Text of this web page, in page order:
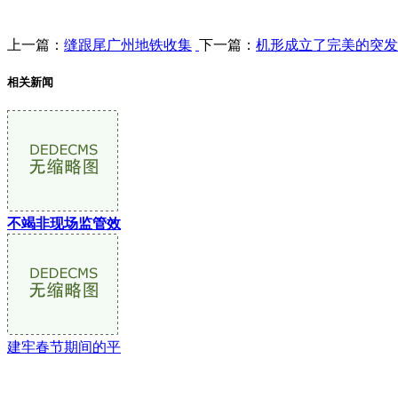
上一篇： 缝跟尾广州地铁收集 下一篇： 机形成立了完美的突
相关新闻
不竭非现场监管效
建牢春节期间的平